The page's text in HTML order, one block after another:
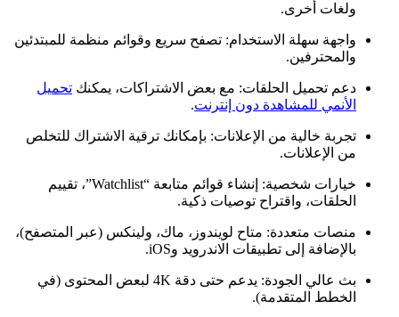
ولغات أخرى.
واجهة سهلة الاستخدام: تصفح سريع وقوائم منظمة للمبتدئين
والمحترفين.
دعم تحميل الحلقات: مع بعض الاشتراكات، يمكنك تحميل
الأنمي للمشاهدة دون إنترنت.
تجربة خالية من الإعلانات: بإمكانك ترقية الاشتراك للتخلص
من الإعلانات.
خيارات شخصية: إنشاء قوائم متابعة “Watchlist”، تقييم
الحلقات، واقتراح توصيات ذكية.
منصات متعددة: متاح لويندوز، ماك، ولينكس (عبر المتصفح)،
بالإضافة إلى تطبيقات الاندرويد وiOS.
بث عالي الجودة: يدعم حتى دقة 4K لبعض المحتوى (في
الخطط المتقدمة).